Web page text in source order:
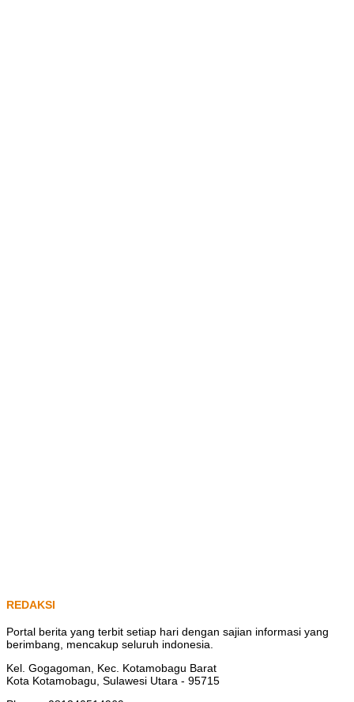
REDAKSI
Portal berita yang terbit setiap hari dengan sajian informasi yang
berimbang, mencakup seluruh indonesia.
Kel. Gogagoman, Kec. Kotamobagu Barat
Kota Kotamobagu, Sulawesi Utara - 95715